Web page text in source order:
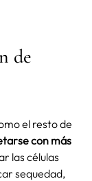
de
el resto de
con más
las células
sequedad,